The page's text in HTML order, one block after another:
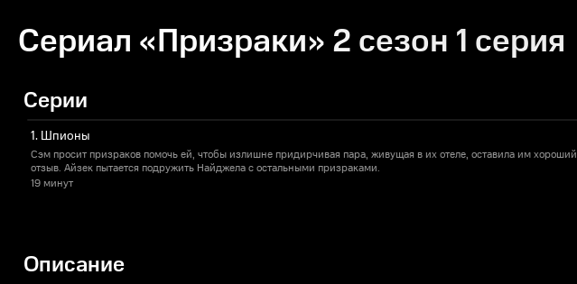
Сериал «Призраки» 2 сезон 1 серия
Серии
1. Шпионы
Сэм просит призраков помочь ей, чтобы излишне придирчивая пара, живущая в их отеле, оставила им хороший
отзыв. Айзек пытается подружить Найджела с остальными призраками.
19 минут
Описание